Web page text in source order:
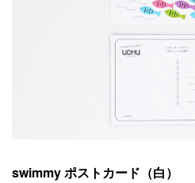
swimmy ポストカード（白）